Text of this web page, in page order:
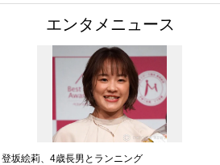
エンタメニュース
登坂絵莉、4歳長男とランニング